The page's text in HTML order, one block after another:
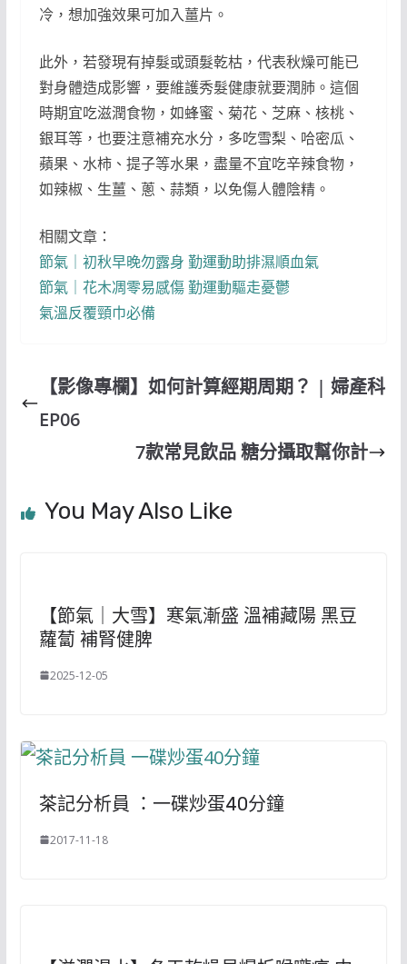
冷，想加強效果可加入薑片。
此外，若發現有掉髮或頭髮乾枯，代表秋燥可能已
對身體造成影響，要維護秀髮健康就要潤肺。這個
時期宜吃滋潤食物，如蜂蜜、菊花、芝麻、核桃、
銀耳等，也要注意補充水分，多吃雪梨、哈密瓜、
蘋果、水柿、提子等水果，盡量不宜吃辛辣食物，
如辣椒、生薑、蔥、蒜類，以免傷人體陰精。
相關文章：
節氣｜初秋早晚勿露身 勤運動助排濕順血氣
節氣｜花木凋零易感傷 勤運動驅走憂鬱
氣溫反覆頸巾必備
【影像專欄】如何計算經期周期？ | 婦產科
EP06
7款常見飲品 糖分攝取幫你計
You May Also Like
【節氣｜大雪】寒氣漸盛 溫補藏陽 黑豆
蘿蔔 補腎健脾
2025-12-05
茶記分析員 ：一碟炒蛋40分鐘
2017-11-18